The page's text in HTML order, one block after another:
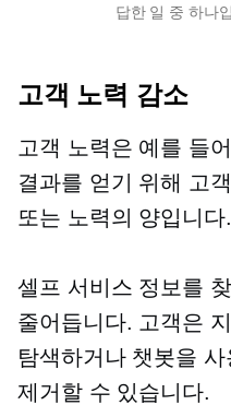
답한 일 중 하나
고객 노력 감소
고객 노력은 예를 들
결과를 얻기 위해 고
또는 노력의 양입니다.
셀프 서비스 정보를
줄어듭니다. 고객은
탐색하거나 챗봇을
제거할 수 있습니다.